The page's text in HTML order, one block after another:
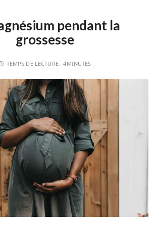
pendant la
grossesse
TEMPS DE LECTURE :4MINUTES